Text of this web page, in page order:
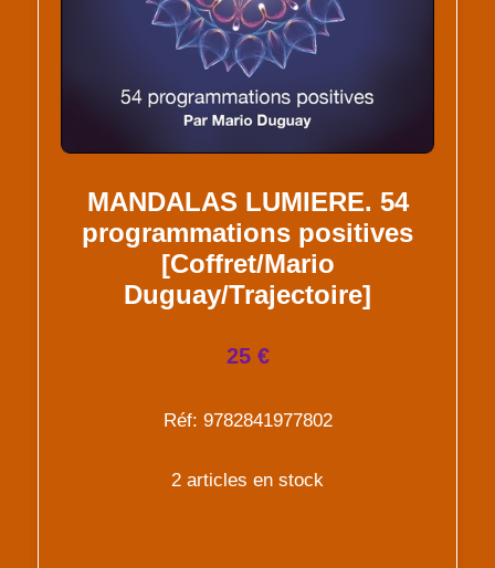
MANDALAS LUMIERE. 54
programmations positives
[Coffret/Mario
Duguay/Trajectoire]
25 €
Réf: 9782841977802
2 articles en stock